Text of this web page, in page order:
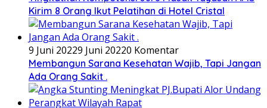
Kirim 8 Orang Ikut Pelatihan di Hotel Cristal
9 Juni 20229 Juni 20220 Komentar
Membangun Sarana Kesehatan Wajib, Tapi Jangan
Ada Orang Sakit .